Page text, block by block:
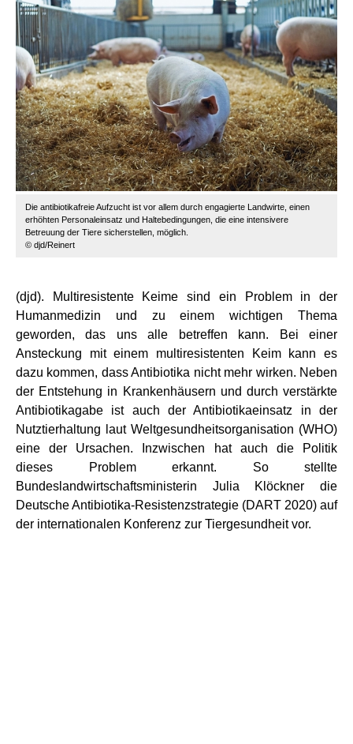
Die antibiotikafreie Aufzucht ist vor allem durch engagierte Landwirte, einen
erhöhten Personaleinsatz und Haltebedingungen, die eine intensivere
Betreuung der Tiere sicherstellen, möglich.
© djd/Reinert
(djd). Multiresistente Keime sind ein Problem in der
Humanmedizin und zu einem wichtigen Thema
geworden, das uns alle betreffen kann. Bei einer
Ansteckung mit einem multiresistenten Keim kann es
dazu kommen, dass Antibiotika nicht mehr wirken. Neben
der Entstehung in Krankenhäusern und durch verstärkte
Antibiotikagabe ist auch der Antibiotikaeinsatz in der
Nutztierhaltung laut Weltgesundheitsorganisation (WHO)
eine der Ursachen. Inzwischen hat auch die Politik
dieses Problem erkannt. So stellte
Bundeslandwirtschaftsministerin Julia Klöckner die
Deutsche Antibiotika-Resistenzstrategie (DART 2020) auf
der internationalen Konferenz zur Tiergesundheit vor.